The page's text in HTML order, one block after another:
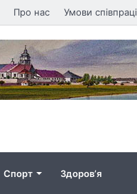
Про нас Умови співпраці
Спорт Здоров’я